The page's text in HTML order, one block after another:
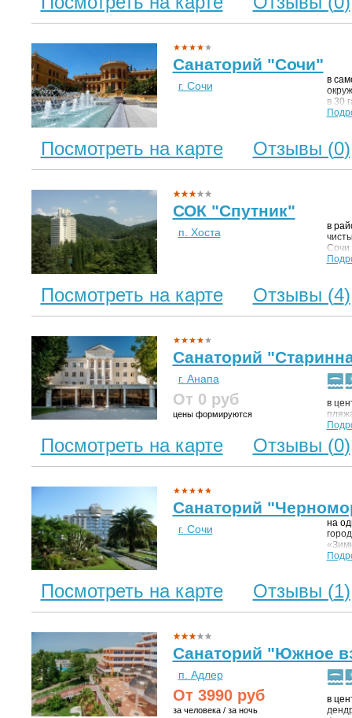
Санаторий "Сочи"
г. Сочи
в
в 30
Посмотреть на карте Отзывы (0)
СОК "Спутник"
п. Хоста
в
Сочи
на
-15
Посмотреть на карте Отзывы (4)
Санаторий
г. Анапа
От 0 руб
цены формируются
в
Посмотреть на карте Отзывы (0)
Санаторий
г. Сочи
на
км,
Посмотреть на карте Отзывы (1)
Санаторий "Южное
п. Адлер
От 3990руб
за человека / за ночь
в